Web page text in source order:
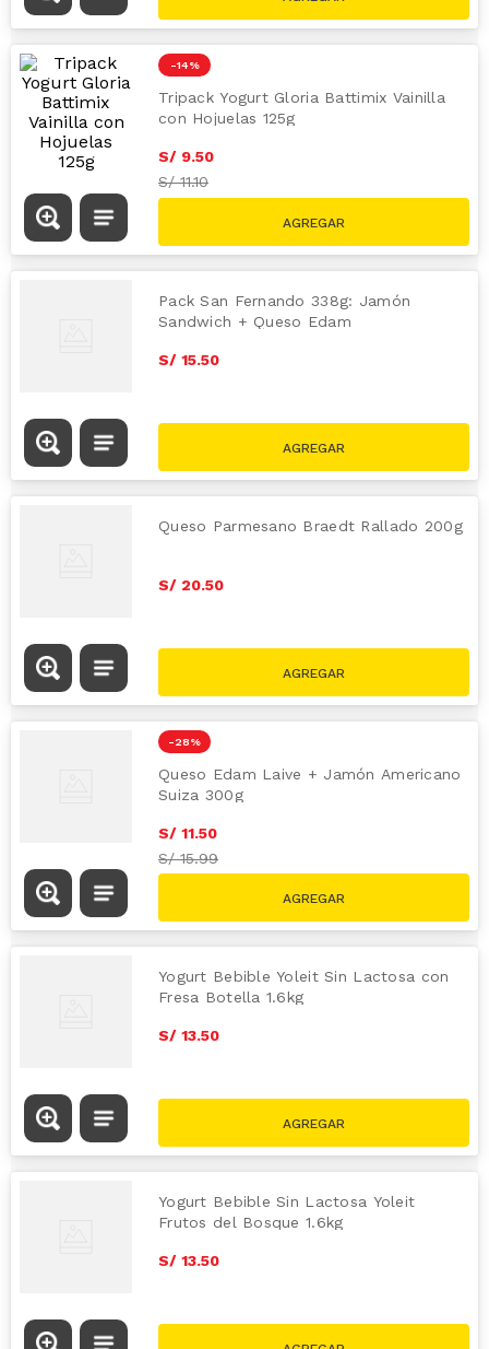
-14 %
Tripack Yogurt Gloria Battimix Vainilla
con Hojuelas 125g
S/ 9.50
S/11.10
Pack San Fernando 338g: Jamón
Sandwich + Queso Edam
S/ 15.50
Queso Parmesano Braedt Rallado 200g
S/ 20.50
-28 %
Queso Edam Laive + Jamón Americano
Suiza 300g
S/ 11.50
S/15.99
Yogurt Bebible Yoleit Sin Lactosa con
Fresa Botella 1.6kg
S/ 13.50
Yogurt Bebible Sin Lactosa Yoleit
Frutos del Bosque 1.6kg
S/ 13.50